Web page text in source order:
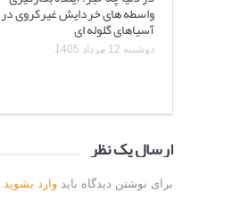
واسطه های خردایش غیرکروی در
آسیاهای گلوله ای
دوشنبه 12 مرداد 1405
ارسال یک نظر
برای نوشتن دیدگاه بایدوارد بشوید